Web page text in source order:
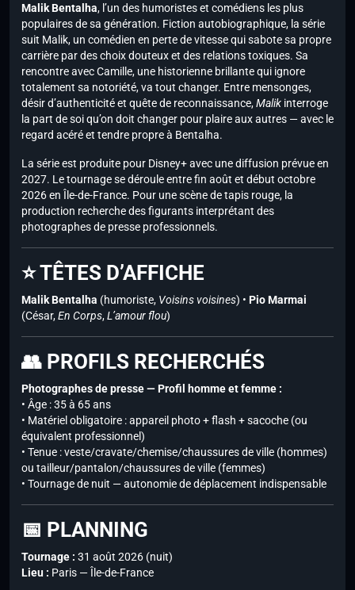
Malik Bentalha, l’un des humoristes et comédiens les plus
populaires de sa génération. Fiction autobiographique, la série
suit Malik, un comédien en perte de vitesse qui sabote sa propre
carrière par des choix douteux et des relations toxiques. Sa
rencontre avec Camille, une historienne brillante qui ignore
totalement sa notoriété, va tout changer. Entre mensonges,
désir d’authenticité et quête de reconnaissance,Malik interroge
la part de soi qu’on doit changer pour plaire aux autres — avec le
regard acéré et tendre propre à Bentalha.
La série est produite pour Disney+ avec une diffusion prévue en
2027. Le tournage se déroule entre fin août et début octobre
2026 en Île-de-France. Pour une scène de tapis rouge, la
production recherche des figurants interprétant des
photographes de presse professionnels.
⭐ TÊTES D’AFFICHE
Malik Bentalha (humoriste, Voisins voisines) • Pio Marmai
(César,En Corps,L’amour flou)
👥 PROFILS RECHERCHÉS
Photographes de presse — Profil homme et femme :
• Âge : 35 à 65 ans
• Matériel obligatoire : appareil photo + flash + sacoche (ou
équivalent professionnel)
• Tenue : veste/cravate/chemise/chaussures de ville (hommes)
ou tailleur/pantalon/chaussures de ville (femmes)
• Tournage de nuit — autonomie de déplacement indispensable
📅 PLANNING
Tournage : 31 août 2026 (nuit)
Lieu : Paris — Île-de-France